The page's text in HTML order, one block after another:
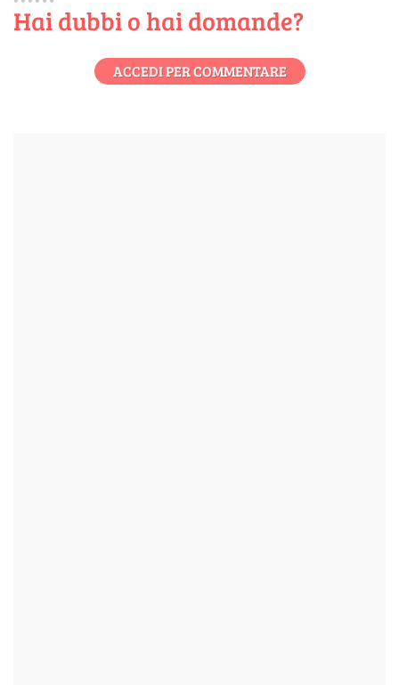
Hai dubbi o hai domande?
ACCEDI PER COMMENTARE